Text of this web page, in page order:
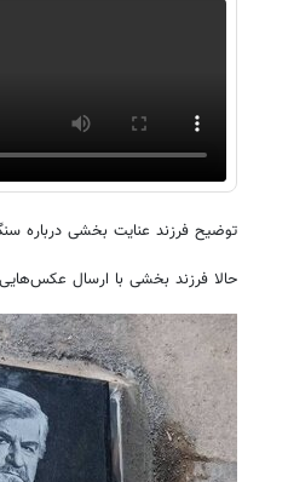
توضیح فرزند عنایت بخشی درباره
حالا فرزند بخشی با ارسال عکس‌هایی، از نصب